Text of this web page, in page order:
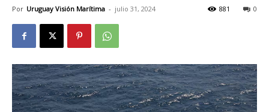
Por Uruguay Visión Marítima - julio 31, 2024 0
881